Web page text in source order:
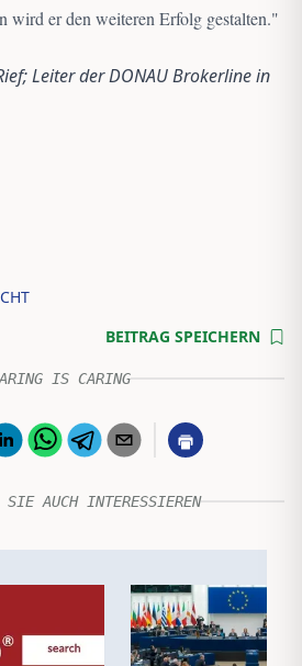
wird er den weiteren Erfolg gestalten."
Leiter der DONAU Brokerline in
BEITRAG SPEICHERN
IS CARING
SIE AUCH INTERESSIEREN